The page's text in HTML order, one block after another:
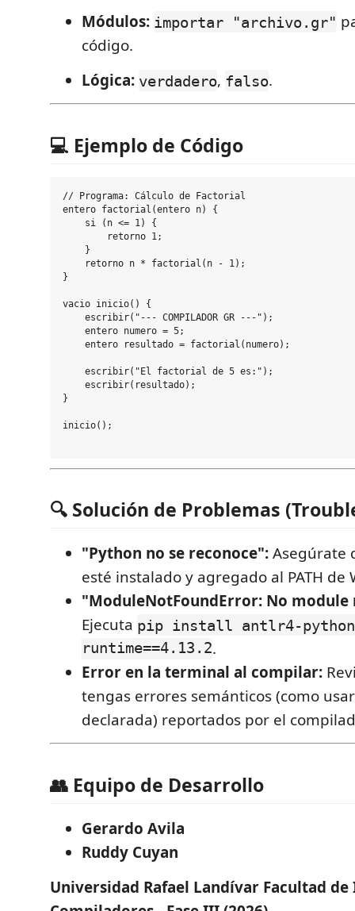
Módulos: importar "archivo.gr"
código.
Lógica: verdadero, falso.
💻 Ejemplo de Código
// Programa: Cálculo de Factorial
entero factorial(entero n) {
    si (n <= 1) {
        retorno 1;
    }
    retorno n * factorial(n - 1);
}
vacio inicio() {
    escribir("--- COMPILADOR GR ---");
    entero numero = 5;
    entero resultado = factorial(numero);
    escribir("El factorial de 5 es:");
    escribir(resultado);
}
inicio();
🔍 Solución de Problemas
"Python no se reconoce":Asegúrate
esté instalado y agregado al PATH de
"ModuleNotFoundError: No
Ejecuta pip install antlr4-
runtime==4.13.2.
Error en la terminal al compilar:
tengas errores semánticos (como
declarada) reportados por el
👥 Equipo de Desarrollo
Gerardo Avila
Ruddy Cuyan
Universidad Rafael Landívar Facultad